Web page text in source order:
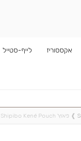
אקססוריז לייף-סטייל
❱ פאוץ' SOL Shipibo Kené Pouch